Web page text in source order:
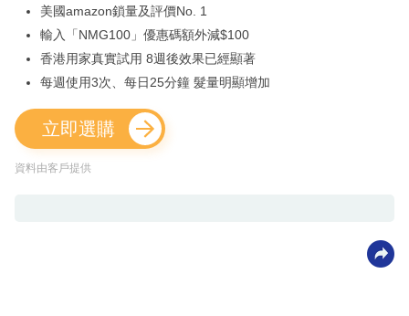
美國amazon鎖量及評價No. 1
輸入「NMG100」優惠碼額外減$100
香港用家真實試用 8週後效果已經顯著
每週使用3次、每日25分鐘 髮量明顯增加
立即選購
資料由客戶提供